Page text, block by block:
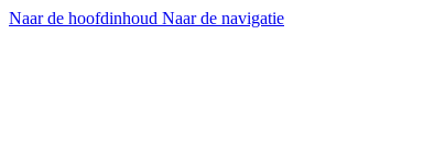
Naar de hoofdinhoud Naar de navigatie